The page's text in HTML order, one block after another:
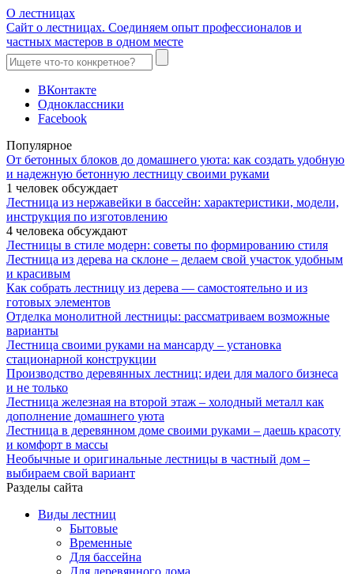
О лестницах
Сайт о лестницах. Соединяем опыт профессионалов и
частных мастеров в одном месте
ВКонтакте
Одноклассники
Facebook
Популярное
От бетонных блоков до домашнего уюта: как создать удобную
и надежную бетонную лестницу своими руками
1 человек обсуждает
Лестница из нержавейки в бассейн: характеристики, модели,
инструкция по изготовлению
4 человека обсуждают
Лестницы в стиле модерн: советы по формированию стиля
Лестница из дерева на склоне – делаем свой участок удобным
и красивым
Как собрать лестницу из дерева — самостоятельно и из
готовых элементов
Отделка монолитной лестницы: рассматриваем возможные
варианты
Лестница своими руками на мансарду – установка
стационарной конструкции
Производство деревянных лестниц: идеи для малого бизнеса
и не только
Лестница железная на второй этаж – холодный металл как
дополнение домашнего уюта
Лестница в деревянном доме своими руками – даешь красоту
и комфорт в массы
Необычные и оригинальные лестницы в частный дом –
выбираем свой вариант
Разделы сайта
Виды лестниц
Бытовые
Временные
Для бассейна
Для деревянного дома